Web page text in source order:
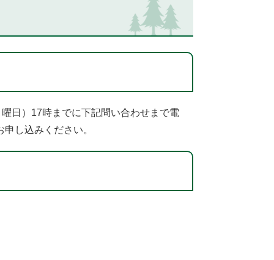
日）17時までに下記問い合わせまで電
し込みください。